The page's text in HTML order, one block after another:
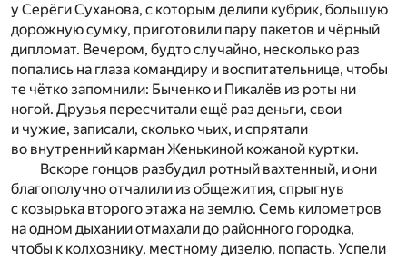
у Серёги Суханова, с которым делили кубрик, большую
дорожную сумку, приготовили пару пакетов и чёрный
дипломат. Вечером, будто случайно, несколько раз
попались на глаза командиру и воспитательнице, чтобы
те чётко запомнили: Быченко и Пикалёв из роты ни
ногой. Друзья пересчитали ещё раз деньги, свои
и чужие, записали, сколько чьих, и спрятали
во внутренний карман Женькиной кожаной куртки.
Вскоре гонцов разбудил ротный вахтенный, и они
благополучно отчалили из общежития, спрыгнув
с козырька второго этажа на землю. Семь километров
на одном дыхании отмахали до районного городка,
чтобы к колхознику, местному дизелю, попасть. Успели